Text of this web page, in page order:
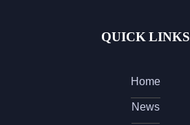
QUICK LINKS
Home
News